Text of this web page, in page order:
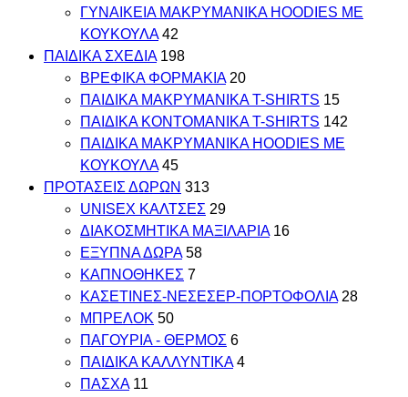
ΓΥΝΑΙΚΕΙΑ ΜΑΚΡΥΜΑΝΙΚΑ HOODIES ΜΕ
ΚΟΥΚΟΥΛΑ 42
ΠΑΙΔΙΚΑ ΣΧΕΔΙΑ 198
ΒΡΕΦΙΚΑ ΦΟΡΜΑΚΙΑ 20
ΠΑΙΔΙΚΑ MAKΡYMANIKA T-SHIRTS 15
ΠΑΙΔΙΚΑ ΚΟΝΤΟΜΑΝΙΚΑ T-SHIRTS 142
ΠΑΙΔΙΚΑ ΜΑΚΡΥΜΑΝΙΚΑ HOODIES ΜΕ
ΚΟΥΚΟΥΛΑ 45
ΠΡΟΤΑΣΕΙΣ ΔΩΡΩΝ 313
UNISEX ΚΑΛΤΣΕΣ 29
ΔΙΑΚΟΣΜΗΤΙΚΑ ΜΑΞΙΛΑΡΙΑ 16
ΕΞΥΠΝΑ ΔΩΡΑ 58
ΚΑΠΝΟΘΗΚΕΣ 7
ΚΑΣΕΤΙΝΕΣ-ΝΕΣΕΣΕΡ-ΠΟΡΤΟΦΟΛΙΑ 28
ΜΠΡΕΛΟΚ 50
ΠΑΓΟΥΡΙΑ - ΘΕΡΜΟΣ 6
ΠΑΙΔΙΚΑ ΚΑΛΛΥΝΤΙΚΑ 4
ΠΑΣΧΑ 11